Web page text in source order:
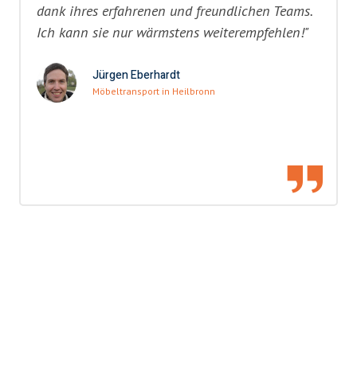
dank ihres erfahrenen und freundlichen Teams.
Ich kann sie nur wärmstens weiterempfehlen!"
Jürgen Eberhardt
Möbeltransport in Heilbronn